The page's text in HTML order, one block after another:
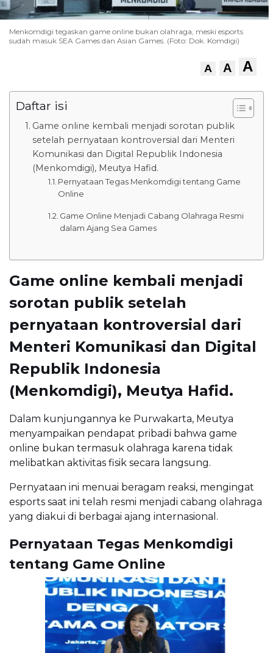
Menkomdigi tegaskan game online bukan olahraga, meski esports
sudah masuk SEA Games dan Asian Games. (Foto: Dok. Komdigi)
A A A
Daftar isi
Game online kembali menjadi sorotan publik
setelah pernyataan kontroversial dari Menteri
Komunikasi dan Digital Republik Indonesia
(Menkomdigi), Meutya Hafid.
Pernyataan Tegas Menkomdigi tentang Game
Online
Game Online Menjadi Cabang Olahraga Resmi
dalam Ajang Sea Games
Game online kembali menjadi
sorotan publik setelah
pernyataan kontroversial dari
Menteri Komunikasi dan Digital
Republik Indonesia
(Menkomdigi), Meutya Hafid.
Dalam kunjungannya ke Purwakarta, Meutya
menyampaikan pendapat pribadi bahwa game
online bukan termasuk olahraga karena tidak
melibatkan aktivitas fisik secara langsung.
Pernyataan ini menuai beragam reaksi, mengingat
esports saat ini telah resmi menjadi cabang olahraga
yang diakui di berbagai ajang internasional.
Pernyataan Tegas Menkomdigi
tentang Game Online